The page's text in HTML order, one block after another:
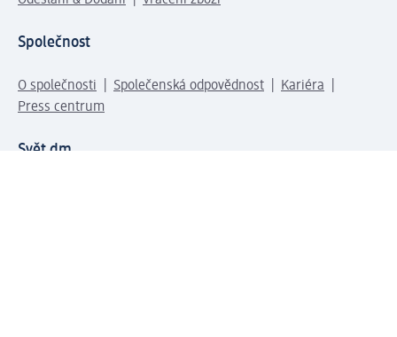
Společnost
O společnosti Společenská odpovědnost
Kariéra
Press centrum
Svět dm